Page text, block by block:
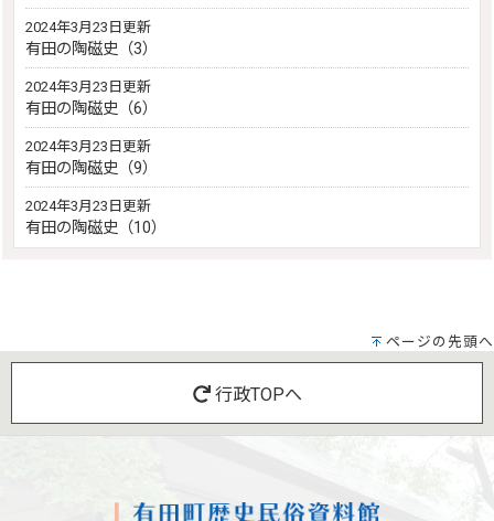
2024年3月23日更新
有田の陶磁史（3）
2024年3月23日更新
有田の陶磁史（6）
2024年3月23日更新
有田の陶磁史（9）
2024年3月23日更新
有田の陶磁史（10）
ページの先頭へ
行政TOPへ